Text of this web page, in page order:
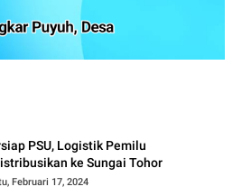
PSU, Logistik Pemilu
ke Sungai Tohor
Februari 17, 2024